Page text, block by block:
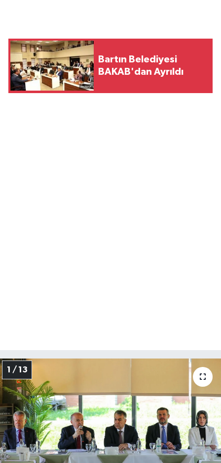
Bartın Belediyesi
BAKAB'dan Ayrıldı
1 / 13